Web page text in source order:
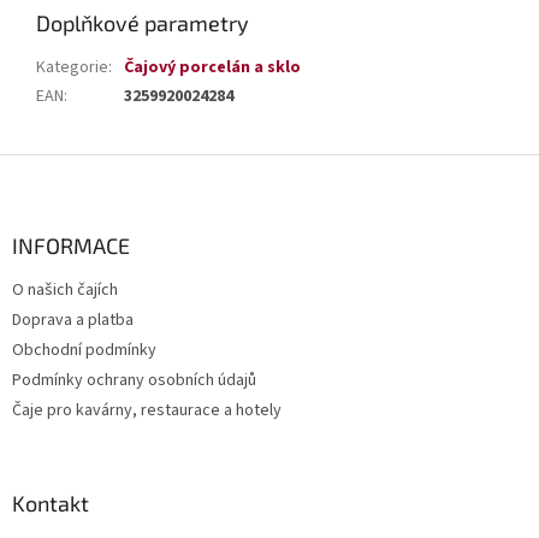
Doplňkové parametry
Kategorie: Čajový porcelán a sklo
EAN: 3259920024284
INFORMACE
O našich čajích
Doprava a platba
Obchodní podmínky
Podmínky ochrany osobních údajů
Čaje pro kavárny, restaurace a hotely
Kontakt